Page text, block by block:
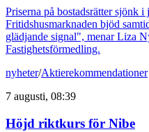
Priserna på bostadsrätter sjönk
Fritidshusmarknaden bjöd
glädjande signal", menar Liza
Fastighetsförmedling.
nyheter/Aktierekommendationer
7 augusti, 08:39
Höjd riktkurs för Nibe